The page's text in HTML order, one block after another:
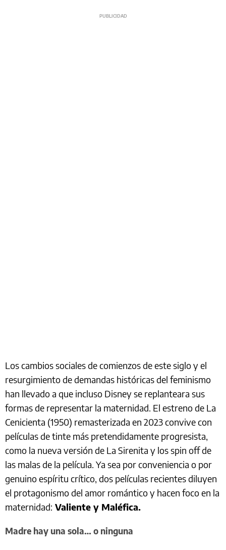
Los cambios sociales de comienzos de este siglo y el
resurgimiento de demandas históricas del feminismo
han llevado a que incluso Disney se replanteara sus
formas de representar la maternidad. El estreno de La
Cenicienta (1950) remasterizada en 2023 convive con
películas de tinte más pretendidamente progresista,
como la nueva versión de La Sirenita y los spin off de
las malas de la película. Ya sea por conveniencia o por
genuino espíritu crítico, dos películas recientes diluyen
el protagonismo del amor romántico y hacen foco en la
maternidad: Valiente y Maléfica.
Madre hay una sola… o ninguna